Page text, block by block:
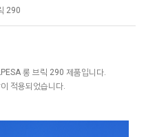
290
롱 브릭 290 제품입니다.
적용되었습니다.